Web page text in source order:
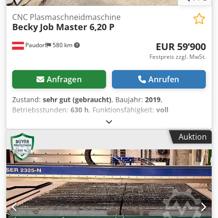
Paudorf 580 km
CNC Plasmaschneidmaschine
Becky Job Master 6,20 P
EUR 59’900
Festpreis zzgl. MwSt.
Anfragen Anrufen
Zustand: sehr gut (gebraucht), Baujahr: 2019,
Betriebsstunden: 630 h, Funktionsfähigkeit: voll
, Becky Job Master 6,20P CNC
Plasmaschneideanlage Baujahr 2019 Stromquelle:
Hypertherm XPR170 Maschinensoftware inklusive, exkl.
Nestingsoftware Donaldson Absauganlage 5,5kW exkl.
Demontage und Lieferung Dsdozpf Uvopfx Ambeck Die
Maschine wird aufgrund Anschaffung einer
Laserschneideanlage verkauft Standort: Vorarlberg
Auktion